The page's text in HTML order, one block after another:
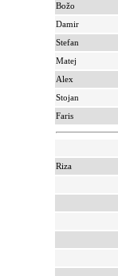
Božo
Damir
Stefan
Matej
Alex
Stojan
Faris
Riza